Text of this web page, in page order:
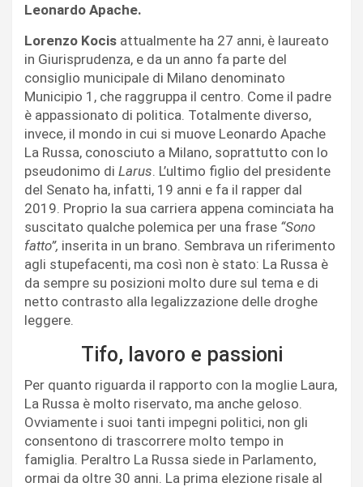
Leonardo Apache.
Lorenzo Kocis attualmente ha 27 anni, è laureato
in Giurisprudenza, e da un anno fa parte del
consiglio municipale di Milano denominato
Municipio 1, che raggruppa il centro. Come il padre
è appassionato di politica. Totalmente diverso,
invece, il mondo in cui si muove Leonardo Apache
La Russa, conosciuto a Milano, soprattutto con lo
pseudonimo di Larus. L’ultimo figlio del presidente
del Senato ha, infatti, 19 anni e fa il rapper dal
2019. Proprio la sua carriera appena cominciata ha
suscitato qualche polemica per una frase “Sono
fatto”, inserita in un brano. Sembrava un riferimento
agli stupefacenti, ma così non è stato: La Russa è
da sempre su posizioni molto dure sul tema e di
netto contrasto alla legalizzazione delle droghe
leggere.
Tifo, lavoro e passioni
Per quanto riguarda il rapporto con la moglie Laura,
La Russa è molto riservato, ma anche geloso.
Ovviamente i suoi tanti impegni politici, non gli
consentono di trascorrere molto tempo in
famiglia. Peraltro La Russa siede in Parlamento,
ormai da oltre 30 anni. La prima elezione risale al